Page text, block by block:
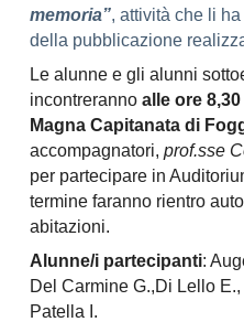
memoria”, attività che li
della pubblicazione
Le alunne e gli alunni
incontreranno alle ore 8,30
Magna Capitanata di
accompagnatori, prof.sse
per partecipare in
termine faranno rientro
abitazioni.
Alunne/i partecipanti:
Del Carmine G.,Di Lello
Patella I.